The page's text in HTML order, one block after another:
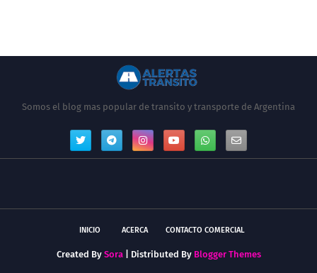
Somos el blog mas popular de transito y transporte de Argentina
INICIO ACERCA CONTACTO COMERCIAL
Created By Sora| Distributed By Blogger Themes